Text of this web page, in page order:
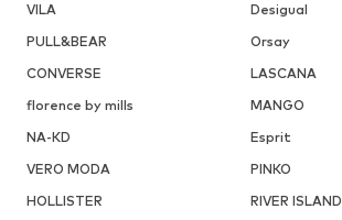
VILA
Desigual
PULL&BEAR
Orsay
CONVERSE
LASCANA
florence by mills
MANGO
NA-KD
Esprit
VERO MODA
PINKO
HOLLISTER
RIVER ISLAND